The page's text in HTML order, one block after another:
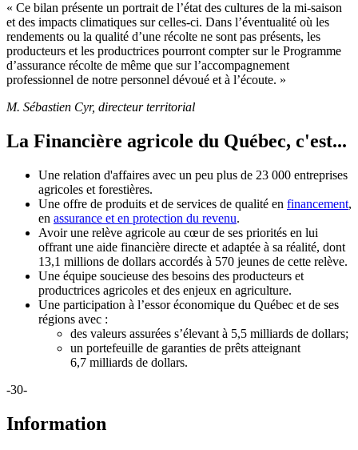
« Ce bilan présente un portrait de l’état des cultures de la mi-saison
et des impacts climatiques sur celles-ci. Dans l’éventualité où les
rendements ou la qualité d’une récolte ne sont pas présents, les
producteurs et les productrices pourront compter sur le Programme
d’assurance récolte de même que sur l’accompagnement
professionnel de notre personnel dévoué et à l’écoute. »
M. Sébastien Cyr, directeur territorial
La Financière agricole du Québec, c'est...
Une relation d'affaires avec un peu plus de 23 000 entreprises
agricoles et forestières.
Une offre de produits et de services de qualité en financement,
en assurance et en protection du revenu.
Avoir une relève agricole au cœur de ses priorités en lui
offrant une aide financière directe et adaptée à sa réalité, dont
13,1 millions de dollars accordés à 570 jeunes de cette relève.
Une équipe soucieuse des besoins des producteurs et
productrices agricoles et des enjeux en agriculture.
Une participation à l’essor économique du Québec et de ses
régions avec :
des valeurs assurées s’élevant à 5,5 milliards de dollars;
un portefeuille de garanties de prêts atteignant
6,7 milliards de dollars.
-30-
Information